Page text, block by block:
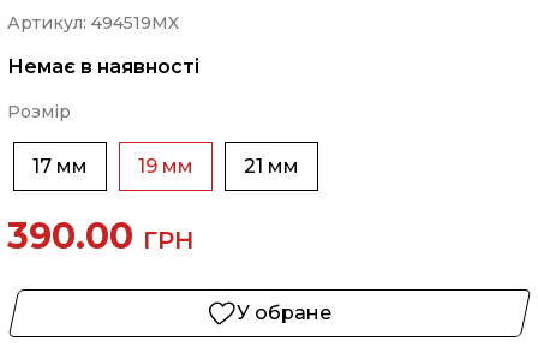
Артикул: 494519MX
Немає в наявності
Розмір
17 мм 19 мм 21 мм
390.00 ГРН
У обране